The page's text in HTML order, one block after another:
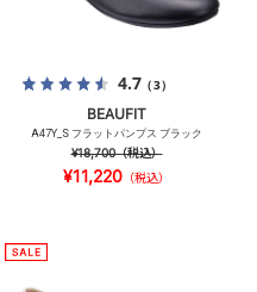
4.7（3）
BEAUFIT
A47Y_S フラットパンプス ブラック
¥18,700（税込）
¥11,220 （税込）